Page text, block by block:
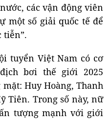
các vận động viên
một số giải quốc tế để
tiễn”.
tuyển Việt Nam có cơ
bơi thế giới 2025
Huy Hoàng, Thanh
Tiên. Trong số này, nữ
tượng mạnh với giới